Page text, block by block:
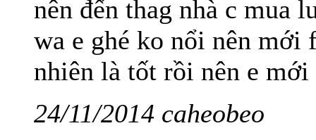
nên đến thag nhà c mua
wa e ghé ko nổi nên mới
nhiên là tốt rồi nên e
24/11/2014 caheobeo